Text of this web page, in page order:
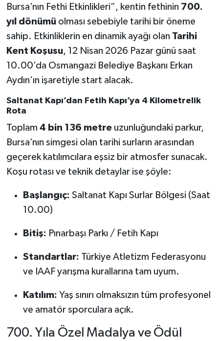
Bursa’nın Fethi Etkinlikleri”, kentin fethinin 700.
yıl dönümüolması sebebiyle tarihi bir öneme
sahip. Etkinliklerin en dinamik ayağı olan Tarihi
Kent Koşusu, 12 Nisan 2026 Pazar günü saat
10.00’da Osmangazi Belediye Başkanı Erkan
Aydın’ın işaretiyle start alacak.
Saltanat Kapı’dan Fetih Kapı’ya 4 Kilometrelik
Rota
Toplam 4 bin 136 metreuzunluğundaki parkur,
Bursa’nın simgesi olan tarihi surların arasından
geçerek katılımcılara eşsiz bir atmosfer sunacak.
Koşu rotası ve teknik detaylar ise şöyle:
Başlangıç: Saltanat Kapı Surlar Bölgesi (Saat
10.00)
Bitiş: Pınarbaşı Parkı / Fetih Kapı
Standartlar: Türkiye Atletizm Federasyonu
ve IAAF yarışma kurallarına tam uyum.
Katılım: Yaş sınırı olmaksızın tüm profesyonel
ve amatör sporculara açık.
700. Yıla Özel Madalya ve Ödül